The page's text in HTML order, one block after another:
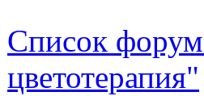
Список
цветотерапия"